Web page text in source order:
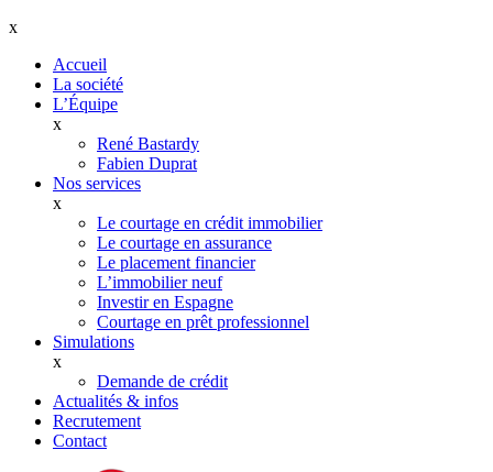
x
Accueil
La société
L’Équipe
x
René Bastardy
Fabien Duprat
Nos services
x
Le courtage en crédit immobilier
Le courtage en assurance
Le placement financier
L’immobilier neuf
Investir en Espagne
Courtage en prêt professionnel
Simulations
x
Demande de crédit
Actualités & infos
Recrutement
Contact